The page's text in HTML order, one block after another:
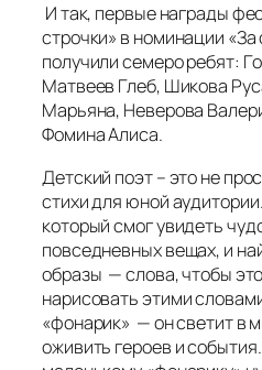
И так, первые награды
строчки» в номинации «За
получили семеро ребят:
Матвеев Глеб, Шикова
Марьяна, Неверова
Фомина Алиса.
Детский поэт – это не
стихи для юной
который смог увидеть
повседневных вещах, и
образы — слова, чтобы
нарисовать этими
«фонарик» — он светит в
оживить героев и